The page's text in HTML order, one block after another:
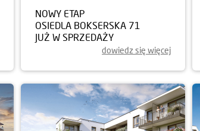
NOWY ETAP
OSIEDLA BOKSERSKA 71
JUŻ W SPRZEDAŻY
dowiedz się więcej